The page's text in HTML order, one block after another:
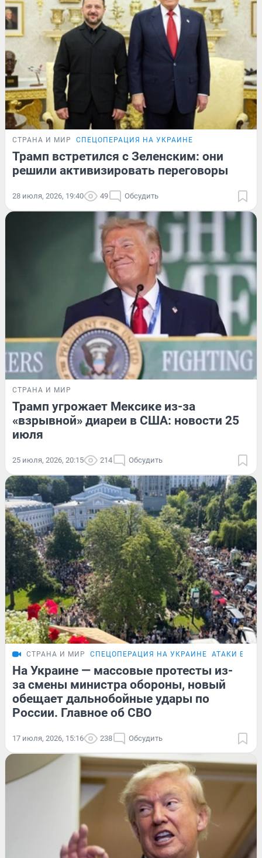
СТРАНА И МИР СПЕЦОПЕРАЦИЯ НА УКРАИНЕ
Трамп встретился с Зеленским: они
решили активизировать переговоры
28 июля, 2026, 19:40 49 Обсудить
СТРАНА И МИР
Трамп угрожает Мексике из-за
«взрывной» диареи в США: новости 25
июля
25 июля, 2026, 20:15 214 Обсудить
СТРАНА И МИР СПЕЦОПЕРАЦИЯ НА УКРАИНЕ АТАКИ БПЛА
На Украине — массовые протесты из-
за смены министра обороны, новый
обещает дальнобойные удары по
России. Главное об СВО
17 июля, 2026, 15:16 238 Обсудить